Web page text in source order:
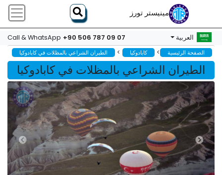
مينيستر تورز
العربية Call & WhatsApp +90 506 787 09 07
الصفحة الرئيسية > كابادوكيا > الطيران الشراعي بالمظلات في كابادوكيا
الطيران الشراعي بالمظلات في كابادوكيا